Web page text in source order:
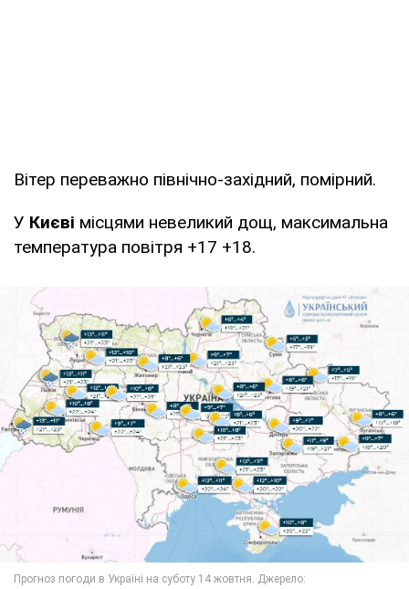
Вітер переважно північно-західний, помірний.
У Києві місцями невеликий дощ, максимальна
температура повітря +17 +18.